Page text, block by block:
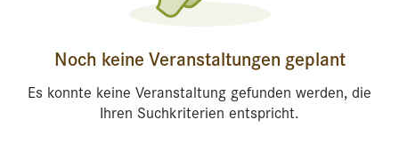
Noch keine Veranstaltungen geplant
Es konnte keine Veranstaltung gefunden werden, die
Ihren Suchkriterien entspricht.